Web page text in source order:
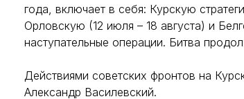
года, включает в себя: Курскую
Орловскую (12 июля – 18 августа) и
наступательные операции. Битва
Действиями советских фронтов на
Александр Василевский.